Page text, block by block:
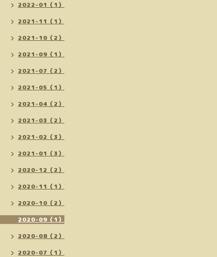
2022-01（1）
2021-11（1）
2021-10（2）
2021-09（1）
2021-07（2）
2021-05（1）
2021-04（2）
2021-03（2）
2021-02（3）
2021-01（3）
2020-12（2）
2020-11（1）
2020-10（2）
2020-09（1）
2020-08（2）
2020-07（1）